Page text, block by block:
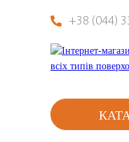
+38 (044)